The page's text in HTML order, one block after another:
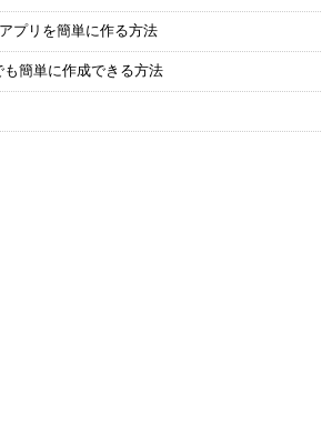
プリを簡単に作る方法
簡単に作成できる方法